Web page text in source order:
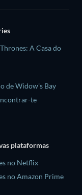
A Casa do
de Widow's Bay
te
plataformas
no Netflix
no Amazon Prime